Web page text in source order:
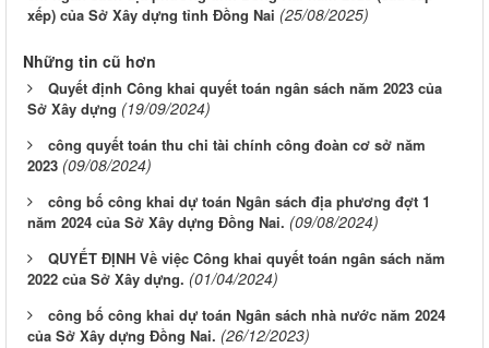
xếp) của Sở Xây dựng tỉnh Đồng Nai (25/08/2025)
Những tin cũ hơn
Quyết định Công khai quyết toán ngân sách năm 2023 của
Sở Xây dựng (19/09/2024)
công quyết toán thu chi tài chính công đoàn cơ sở năm
2023 (09/08/2024)
công bố công khai dự toán Ngân sách địa phương đợt 1
năm 2024 của Sở Xây dựng Đồng Nai. (09/08/2024)
QUYẾT ĐỊNH Về việc Công khai quyết toán ngân sách năm
2022 của Sở Xây dựng. (01/04/2024)
công bố công khai dự toán Ngân sách nhà nước năm 2024
của Sở Xây dựng Đồng Nai. (26/12/2023)